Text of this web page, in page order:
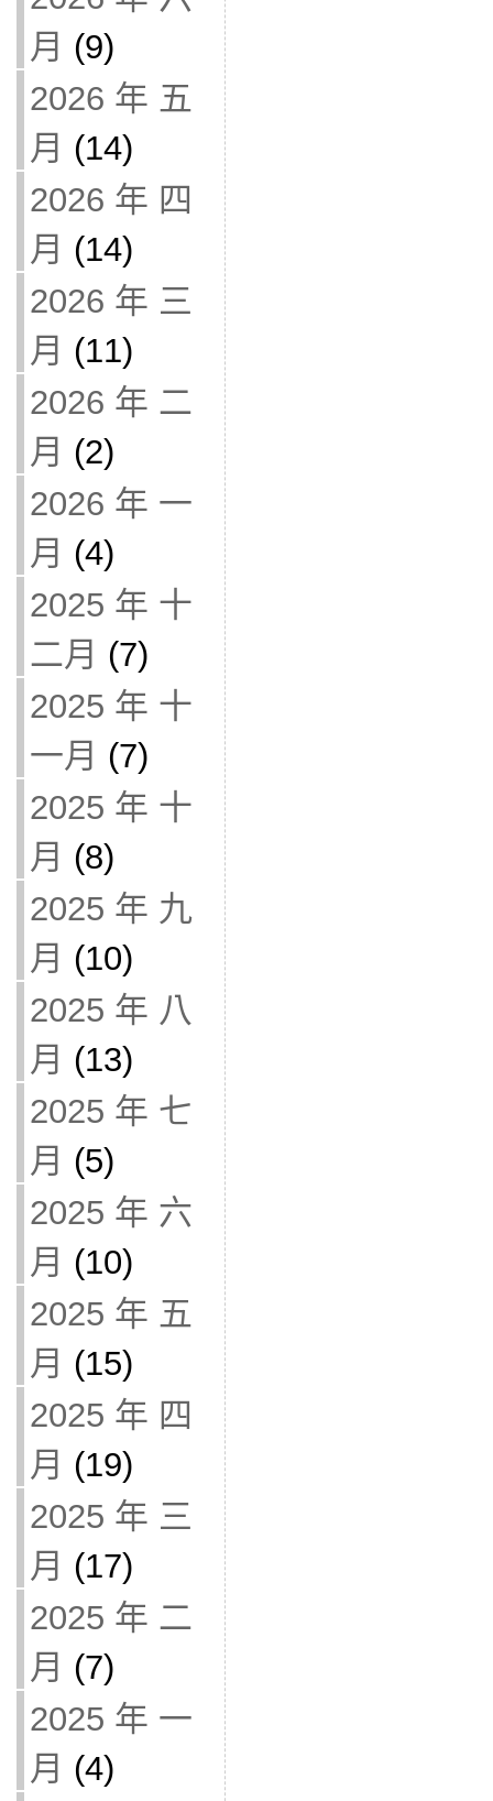
月 (9)
2026 年 五
月 (14)
2026 年 四
月 (14)
2026 年 三
月 (11)
2026 年 二
月 (2)
2026 年 一
月 (4)
2025 年 十
二月 (7)
2025 年 十
一月 (7)
2025 年 十
月 (8)
2025 年 九
月 (10)
2025 年 八
月 (13)
2025 年 七
月 (5)
2025 年 六
月 (10)
2025 年 五
月 (15)
2025 年 四
月 (19)
2025 年 三
月 (17)
2025 年 二
月 (7)
2025 年 一
月 (4)